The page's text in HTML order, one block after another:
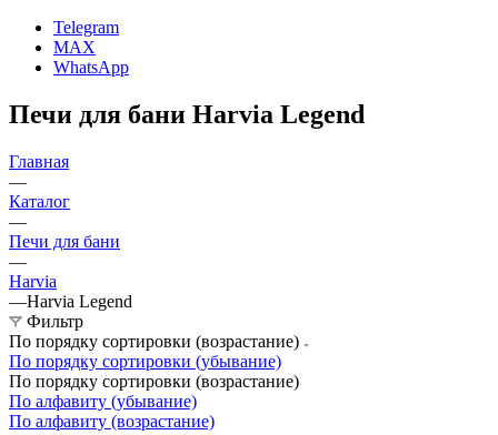
Telegram
MAX
WhatsApp
Печи для бани Harvia Legend
Главная
—
Каталог
—
Печи для бани
—
Harvia
—Harvia Legend
Фильтр
По порядку сортировки (возрастание)
По порядку сортировки (убывание)
По порядку сортировки (возрастание)
По алфавиту (убывание)
По алфавиту (возрастание)